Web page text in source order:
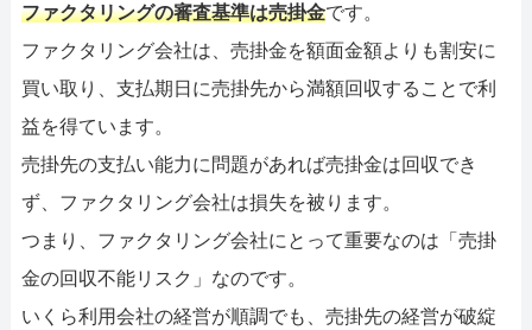
ファクタリングの審査基準は売掛金です。
ファクタリング会社は、売掛金を額面金額よりも割安に
買い取り、支払期日に売掛先から満額回収することで利
益を得ています。
売掛先の支払い能力に問題があれば売掛金は回収でき
ず、ファクタリング会社は損失を被ります。
つまり、ファクタリング会社にとって重要なのは「売掛
金の回収不能リスク」なのです。
いくら利用会社の経営が順調でも、売掛先の経営が破綻